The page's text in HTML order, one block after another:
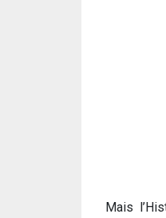
Mais